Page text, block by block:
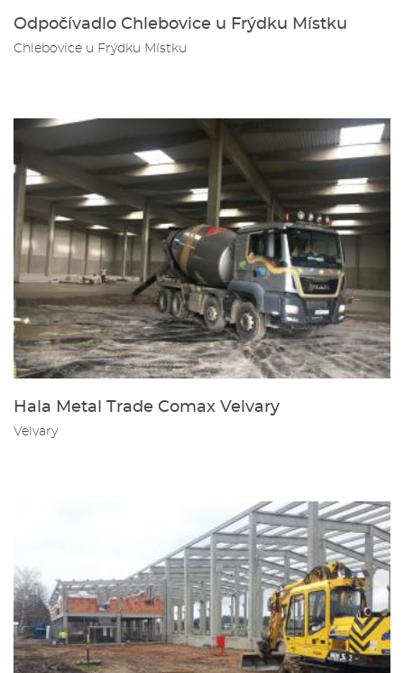
Odpočívadlo Chlebovice u Frýdku Místku
Chlebovice u Frýdku Místku
Hala Metal Trade Comax Velvary
Velvary